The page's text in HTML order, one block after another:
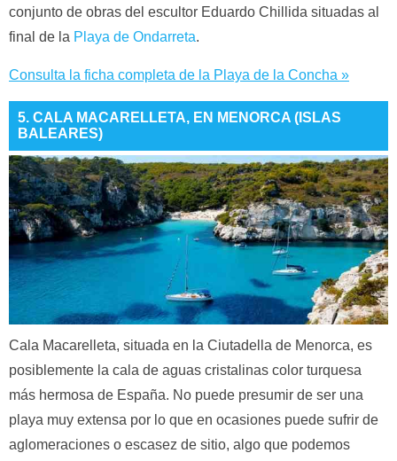
conjunto de obras del escultor Eduardo Chillida situadas al
final de la Playa de Ondarreta.
Consulta la ficha completa de la Playa de la Concha »
5. CALA MACARELLETA, EN MENORCA (ISLAS
BALEARES)
Cala Macarelleta, situada en la Ciutadella de Menorca, es
posiblemente la cala de aguas cristalinas color turquesa
más hermosa de España. No puede presumir de ser una
playa muy extensa por lo que en ocasiones puede sufrir de
aglomeraciones o escasez de sitio, algo que podemos